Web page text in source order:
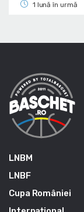
1 lună în urmă
LNBM
LNBF
Cupa României